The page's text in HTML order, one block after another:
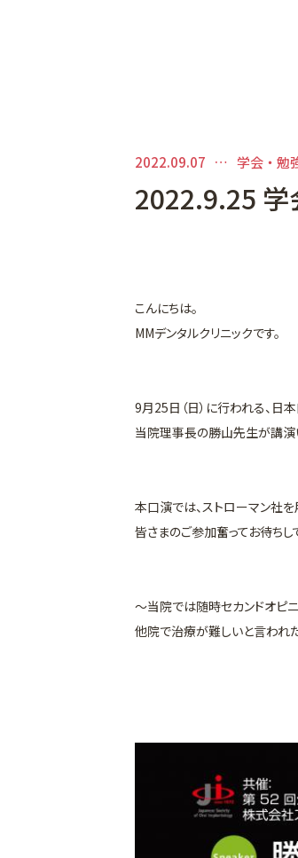
2022.09.07 学会・勉
2022.9.25 学
こんにちは。
MMデンタルクリニックです。
9月25日（日）に行われる、日
当院理事長の勝山先生が講演
本口演では、ストローマン社
皆さまのご参加奮ってお待ちし
～当院では随時セカンドオピ
他院で治療が難しいと言われ